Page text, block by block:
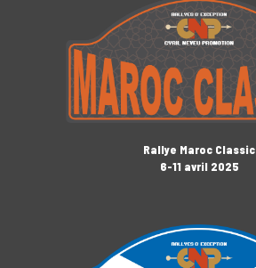
Rallye Maroc Classic
6-11 avril 2025